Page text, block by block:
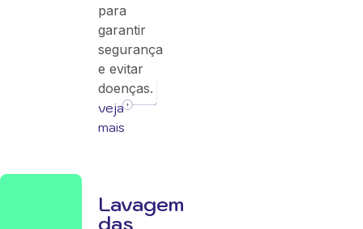
para
garantir
segurança
e evitar
doenças.
veja
mais
Lavagem
das